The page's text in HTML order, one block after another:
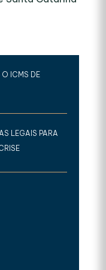
O ICMS DE
LEGAIS PARA